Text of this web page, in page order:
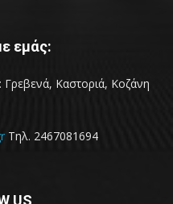
εμάς:
Καστοριά, Κοζάνη
Τηλ. 2467081694
US